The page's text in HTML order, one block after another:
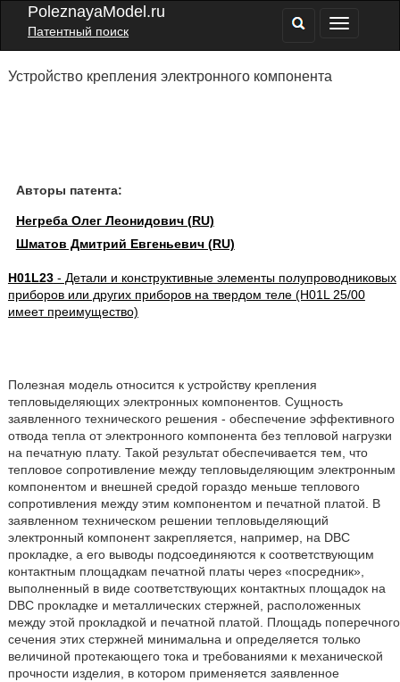
PoleznayaModel.ru
Патентный поиск
Устройство крепления электронного компонента
Авторы патента:
Негреба Олег Леонидович (RU)
Шматов Дмитрий Евгеньевич (RU)
H01L23- Детали и конструктивные элементы полупроводниковых
приборов или других приборов на твердом теле (H01L 25/00
имеет преимущество)
Полезная модель относится к устройству крепления
тепловыделяющих электронных компонентов. Сущность
заявленного технического решения - обеспечение эффективного
отвода тепла от электронного компонента без тепловой нагрузки
на печатную плату. Такой результат обеспечивается тем, что
тепловое сопротивление между тепловыделяющим электронным
компонентом и внешней средой гораздо меньше теплового
сопротивления между этим компонентом и печатной платой. В
заявленном техническом решении тепловыделяющий
электронный компонент закрепляется, например, на DBC
прокладке, а его выводы подсоединяются к соответствующим
контактным площадкам печатной платы через «посредник»,
выполненный в виде соответствующих контактных площадок на
DBC прокладке и металлических стержней, расположенных
между этой прокладкой и печатной платой. Площадь поперечного
сечения этих стержней минимальна и определяется только
величиной протекающего тока и требованиями к механической
прочности изделия, в котором применяется заявленное